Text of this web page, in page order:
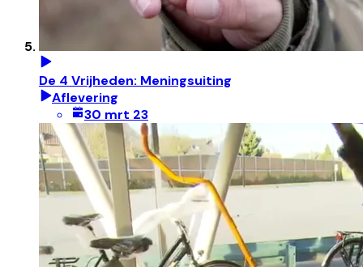
De 4 Vrijheden: Meningsuiting
Aflevering
30 mrt 23